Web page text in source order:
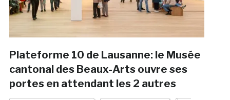
Plateforme 10 de Lausanne: le Musée
cantonal des Beaux-Arts ouvre ses
portes en attendant les 2 autres